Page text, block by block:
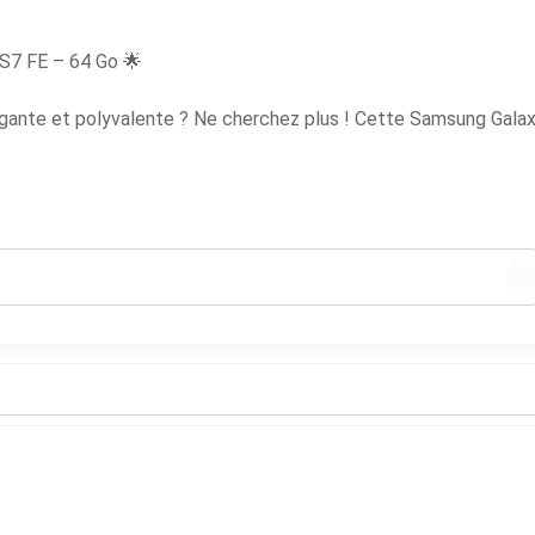
FE – 64 Go 🌟
et polyvalente ? Ne cherchez plus ! Cette Samsung
films, séries et jeux avec des couleurs éclatantes et une
parfait pour le travail et le divertissement.